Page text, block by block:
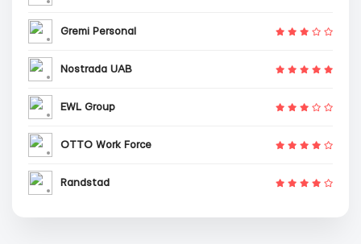
Gremi Personal
Nostrada UAB
EWL Group
OTTO Work Force
Randstad